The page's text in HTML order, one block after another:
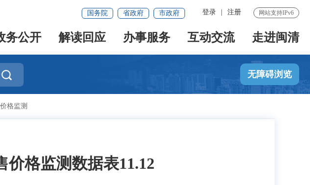
网站支持IPv6
登录 注册
国务院 省政府 市政府
务公开 解读回应 办事服务 互动交流 走进闽清
 无障碍浏览
格监测
格监测数据表11.12